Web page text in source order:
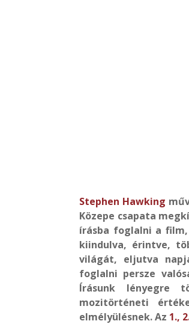
Stephen Hawking
Közepe csapata
írásba foglalni a
kiindulva, érintve,
világát, eljutva
foglalni persze
Írásunk lényegre
mozitörténeti
elmélyülésnek. Az 1.,